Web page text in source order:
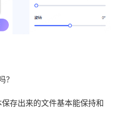
？
存出来的文件基本能保持和